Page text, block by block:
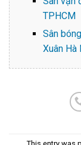
TPHCM
Sân
Xuân Hà